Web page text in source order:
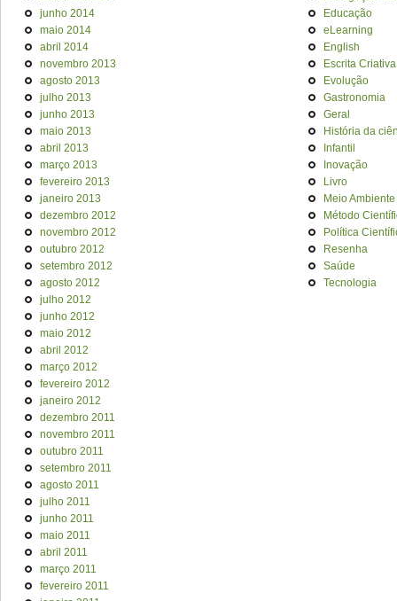
junho 2014
maio 2014
abril 2014
novembro 2013
agosto 2013
julho 2013
junho 2013
maio 2013
abril 2013
março 2013
fevereiro 2013
janeiro 2013
dezembro 2012
novembro 2012
outubro 2012
setembro 2012
agosto 2012
julho 2012
junho 2012
maio 2012
abril 2012
março 2012
fevereiro 2012
janeiro 2012
dezembro 2011
novembro 2011
outubro 2011
setembro 2011
agosto 2011
julho 2011
junho 2011
maio 2011
abril 2011
março 2011
fevereiro 2011
Educação
eLearning
English
Escrita Criativa
Evolução
Gastronomia
Geral
História da
Infantil
Inovação
Livro
Meio Ambiente
Método
Política
Resenha
Saúde
Tecnologia